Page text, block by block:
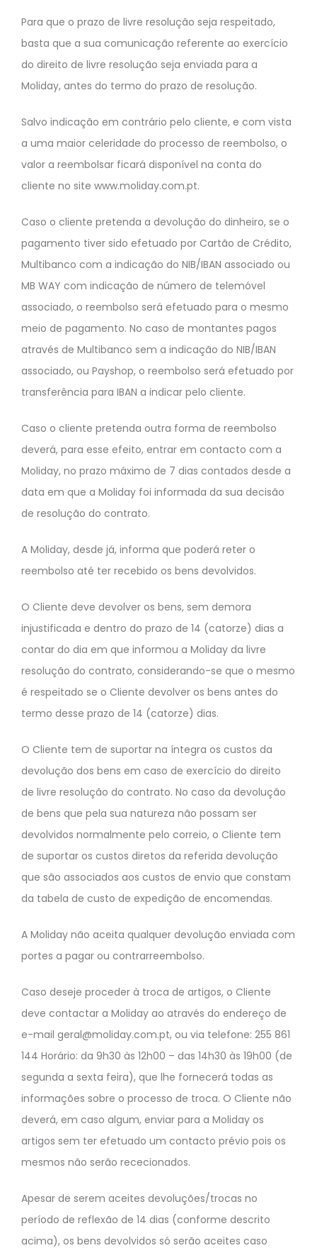
Para que o prazo de livre resolução seja respeitado,
basta que a sua comunicação referente ao exercício
do direito de livre resolução seja enviada para a
Moliday, antes do termo do prazo de resolução.
Salvo indicação em contrário pelo cliente, e com vista
a uma maior celeridade do processo de reembolso, o
valor a reembolsar ficará disponível na conta do
cliente no site www.moliday.com.pt.
Caso o cliente pretenda a devolução do dinheiro, se o
pagamento tiver sido efetuado por Cartão de Crédito,
Multibanco com a indicação do NIB/IBAN associado ou
MB WAY com indicação de número de telemóvel
associado, o reembolso será efetuado para o mesmo
meio de pagamento. No caso de montantes pagos
através de Multibanco sem a indicação do NIB/IBAN
associado, ou Payshop, o reembolso será efetuado por
transferência para IBAN a indicar pelo cliente.
Caso o cliente pretenda outra forma de reembolso
deverá, para esse efeito, entrar em contacto com a
Moliday, no prazo máximo de 7 dias contados desde a
data em que a Moliday foi informada da sua decisão
de resolução do contrato.
A Moliday, desde já, informa que poderá reter o
reembolso até ter recebido os bens devolvidos.
O Cliente deve devolver os bens, sem demora
injustificada e dentro do prazo de 14 (catorze) dias a
contar do dia em que informou a Moliday da livre
resolução do contrato, considerando-se que o mesmo
é respeitado se o Cliente devolver os bens antes do
termo desse prazo de 14 (catorze) dias.
O Cliente tem de suportar na íntegra os custos da
devolução dos bens em caso de exercício do direito
de livre resolução do contrato. No caso da devolução
de bens que pela sua natureza não possam ser
devolvidos normalmente pelo correio, o Cliente tem
de suportar os custos diretos da referida devolução
que são associados aos custos de envio que constam
da tabela de custo de expedição de encomendas.
A Moliday não aceita qualquer devolução enviada com
portes a pagar ou contrarreembolso.
Caso deseje proceder à troca de artigos, o Cliente
deve contactar a Moliday ao através do endereço de
e-mail geral@moliday.com.pt, ou via telefone: 255 861
144 Horário: da 9h30 às 12h00 – das 14h30 às 19h00 (de
segunda a sexta feira), que lhe fornecerá todas as
informações sobre o processo de troca. O Cliente não
deverá, em caso algum, enviar para a Moliday os
artigos sem ter efetuado um contacto prévio pois os
mesmos não serão rececionados.
Apesar de serem aceites devoluções/trocas no
período de reflexão de 14 dias (conforme descrito
acima), os bens devolvidos só serão aceites caso